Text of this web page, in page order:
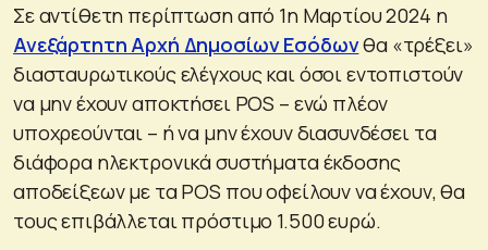
Σε αντίθετη περίπτωση από 1η Μαρτίου 2024 η
Ανεξάρτητη Αρχή Δημοσίων Εσόδωνθα «τρέξει»
διασταυρωτικούς ελέγχους και όσοι εντοπιστούν
να μην έχουν αποκτήσει POS – ενώ πλέον
υποχρεούνται – ή να μην έχουν διασυνδέσει τα
διάφορα ηλεκτρονικά συστήματα έκδοσης
αποδείξεων με τα POS που οφείλουν να έχουν, θα
τους επιβάλλεται πρόστιμο 1.500 ευρώ.